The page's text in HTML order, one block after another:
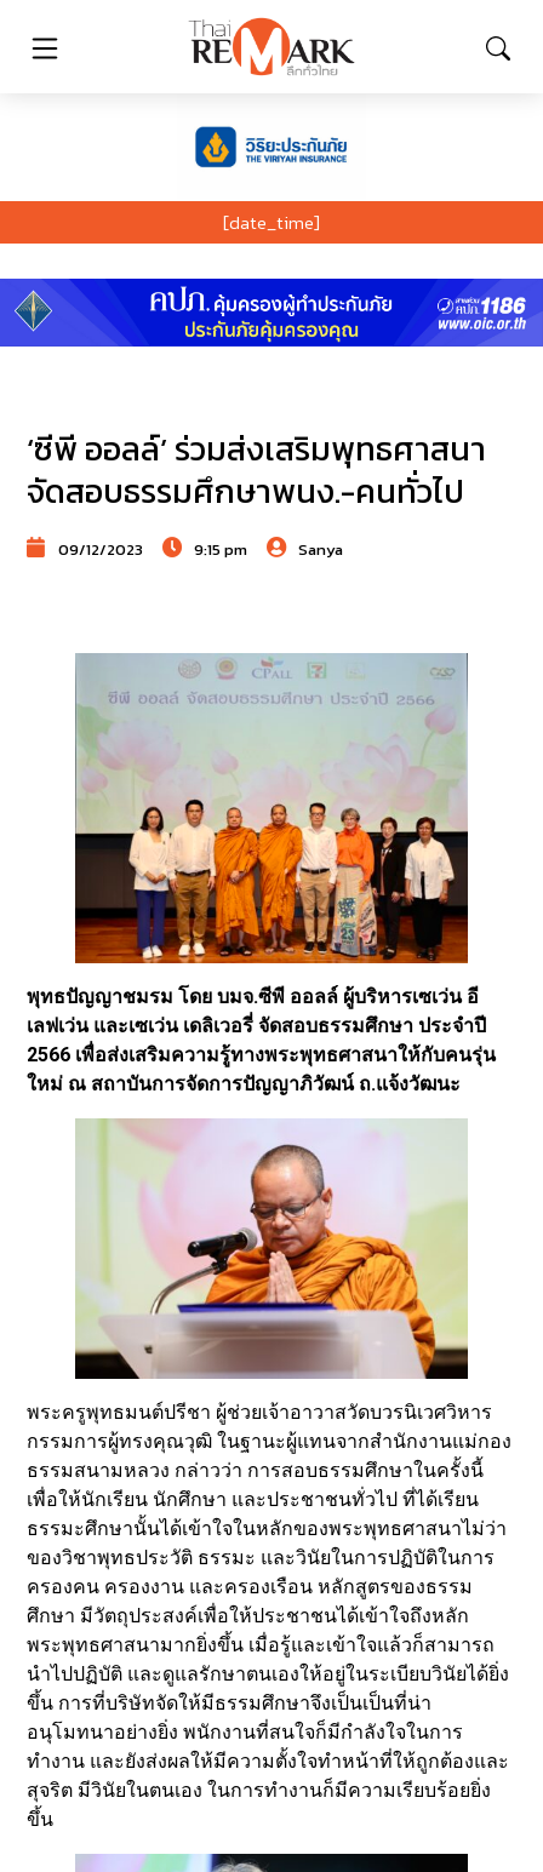
[date_time]
‘ซีพี ออลล์’ ร่วมส่งเสริมพุทธศาสนา
จัดสอบธรรมศึกษาพนง.-คนทั่วไป
09/12/2023 9:15 pm Sanya
พุทธปัญญาชมรม โดย บมจ.ซีพี ออลล์ ผู้บริหารเซเว่น อี
เลฟเว่น และเซเว่น เดลิเวอรี่ จัดสอบธรรมศึกษา ประจำปี
2566 เพื่อส่งเสริมความรู้ทางพระพุทธศาสนาให้กับคนรุ่น
ใหม่ ณ สถาบันการจัดการปัญญาภิวัฒน์ ถ.แจ้งวัฒนะ
พระครูพุทธมนต์ปรีชา ผู้ช่วยเจ้าอาวาสวัดบวรนิเวศวิหาร
กรรมการผู้ทรงคุณวุฒิ ในฐานะผู้แทนจากสำนักงานแม่กอง
ธรรมสนามหลวง กล่าวว่า การสอบธรรมศึกษาในครั้งนี้
เพื่อให้นักเรียน นักศึกษา และประชาชนทั่วไป ที่ได้เรียน
ธรรมะศึกษานั้นได้เข้าใจในหลักของพระพุทธศาสนาไม่ว่า
ของวิชาพุทธประวัติ ธรรมะ และวินัยในการปฏิบัติในการ
ครองคน ครองงาน และครองเรือน หลักสูตรของธรรม
ศึกษา มีวัตถุประสงค์เพื่อให้ประชาชนได้เข้าใจถึงหลัก
พระพุทธศาสนามากยิ่งขึ้น เมื่อรู้และเข้าใจแล้วก็สามารถ
นำไปปฏิบัติ และดูแลรักษาตนเองให้อยู่ในระเบียบวินัยได้ยิ่ง
ขึ้น การที่บริษัทจัดให้มีธรรมศึกษาจึงเป็นเป็นที่น่า
อนุโมทนาอย่างยิ่ง พนักงานที่สนใจก็มีกำลังใจในการ
ทำงาน และยังส่งผลให้มีความตั้งใจทำหน้าที่ให้ถูกต้องและ
สุจริต มีวินัยในตนเอง ในการทำงานก็มีความเรียบร้อยยิ่ง
ขึ้น